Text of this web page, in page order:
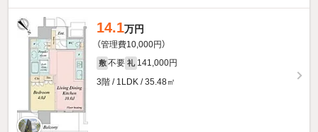
14.1万円
（管理費10,000円）
敷 不要 礼 141,000円
3階 / 1LDK / 35.48㎡